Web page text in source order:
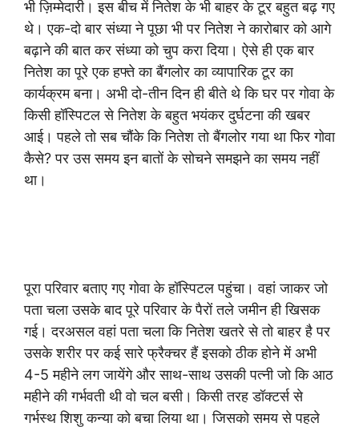
भी ज़िम्मेदारी। इस बीच में नितेश के भी बाहर के टूर बहुत बढ़ गए
थे। एक-दो बार संध्या ने पूछा भी पर नितेश ने कारोबार को आगे
बढ़ाने की बात कर संध्या को चुप करा दिया। ऐसे ही एक बार
नितेश का पूरे एक हफ्ते का बैंगलोर का व्यापारिक टूर का
कार्यक्रम बना। अभी दो-तीन दिन ही बीते थे कि घर पर गोवा के
किसी हॉस्पिटल से नितेश के बहुत भयंकर दुर्घटना की खबर
आई। पहले तो सब चौंके कि नितेश तो बैंगलोर गया था फिर गोवा
कैसे? पर उस समय इन बातों के सोचने समझने का समय नहीं
था।
पूरा परिवार बताए गए गोवा के हॉस्पिटल पहुंचा। वहां जाकर जो
पता चला उसके बाद पूरे परिवार के पैरों तले जमीन ही खिसक
गई। दरअसल वहां पता चला कि नितेश खतरे से तो बाहर है पर
उसके शरीर पर कई सारे फ्रैक्चर हैं इसको ठीक होने में अभी
4-5 महीने लग जायेंगे और साथ-साथ उसकी पत्नी जो कि आठ
महीने की गर्भवती थी वो चल बसी। किसी तरह डॉक्टर्स से
गर्भस्थ शिशु कन्या को बचा लिया था। जिसको समय से पहले